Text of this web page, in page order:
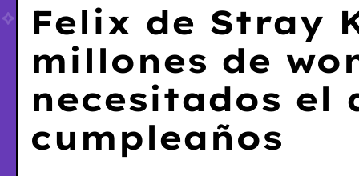
Felix de Stray
millones de
necesitados el
cumpleaños